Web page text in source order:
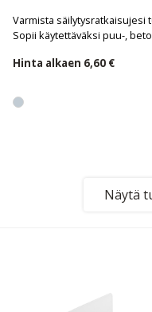
Varmista säilytysratkaisujesi
Sopii käytettäväksi puu-,
Hinta alkaen 6,60 €
Näytä